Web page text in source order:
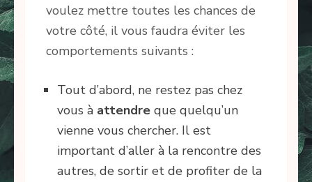
voulez mettre toutes les chances de
votre côté, il vous faudra éviter les
comportements suivants :
Tout d’abord, ne restez pas chez
vous à attendre que quelqu’un
vienne vous chercher. Il est
important d’aller à la rencontre des
autres, de sortir et de profiter de la